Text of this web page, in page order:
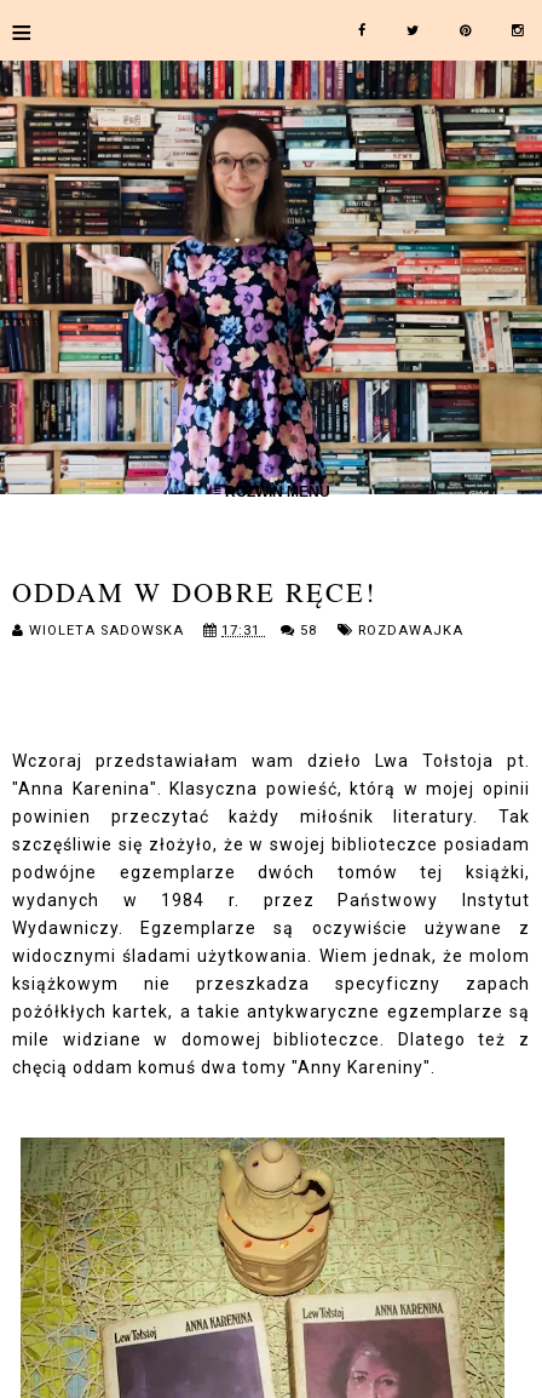
≡
≡ ROZWIŃ MENU
ODDAM W DOBRE RĘCE!
WIOLETA SADOWSKA 17:31 58 ROZDAWAJKA
Wczoraj przedstawiałam wam dzieło Lwa Tołstoja pt.
"Anna Karenina". Klasyczna powieść, którą w mojej opinii
powinien przeczytać każdy miłośnik literatury. Tak
szczęśliwie się złożyło, że w swojej biblioteczce posiadam
podwójne egzemplarze dwóch tomów tej książki,
wydanych w 1984 r. przez Państwowy Instytut
Wydawniczy. Egzemplarze są oczywiście używane z
widocznymi śladami użytkowania. Wiem jednak, że molom
książkowym nie przeszkadza specyficzny zapach
pożółkłych kartek, a takie antykwaryczne egzemplarze są
mile widziane w domowej biblioteczce. Dlatego też z
chęcią oddam komuś dwa tomy "Anny Kareniny".